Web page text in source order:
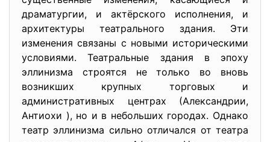
драматургии, и актёрского исполнения, и
архитектуры театрального здания. Эти
изменения связаны с новыми историческими
условиями. Театральные здания в эпоху
эллинизма строятся не только во вновь
возникших крупных торговых и
административных центрах (Александрии,
Антиохи ), но и в небольших городах. Однако
театр эллинизма сильно отличался от театра